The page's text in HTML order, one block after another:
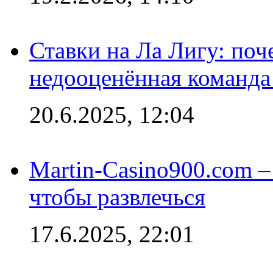
Ставки на Ла Лигу:
недооценённая
20.6.2025, 12:04
Martin-Casino900.com
чтобы развлечься
17.6.2025, 22:01